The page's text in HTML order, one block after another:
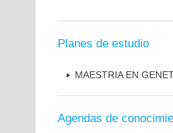
Planes de estudio
MAESTRIA EN
Agendas de